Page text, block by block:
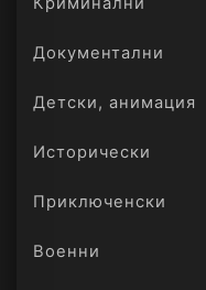
Документални
Детски, анимация
Исторически
Приключенски
Военни